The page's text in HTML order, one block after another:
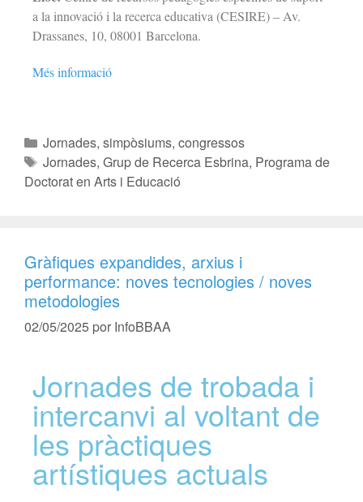
a la innovació i la recerca educativa (CESIRE) – Av.
Drassanes, 10, 08001 Barcelona.
Més informació
Jornades, simpòsiums, congressos
Jornades, Grup de Recerca Esbrina, Programa de
Doctorat en Arts i Educació
Gràfiques expandides, arxius i
performance: noves tecnologies / noves
metodologies
02/05/2025 por InfoBBAA
Jornades de trobada i
intercanvi al voltant de
les pràctiques
artístiques actuals